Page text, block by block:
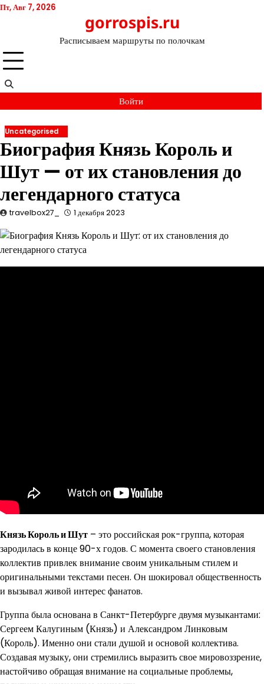
Перейти
Пт, Авг 7, 2026
gorrospis.ru
Расписываем маршруты по полочкам
Войти
Uncategorised
Биография Князь Король и
Шут — от их становления до
легендарного статуса
travelbox27_ 1 декабря 2023
Князь Король и Шут – это российская рок-группа, которая
зародилась в конце 90-х годов. С момента своего становления
коллектив привлек внимание своим уникальным стилем и
оригинальными текстами песен. Он шокировал общественность
и вызывал живой интерес фанатов.
Группа была основана в Санкт-Петербурге двумя музыкантами:
Сергеем Калугиным (Князь) и Александром Линковым
(Король). Именно они стали душой и основой коллектива.
Создавая музыку, они стремились выразить свое мировоззрение,
настойчиво обращая внимание на социальные проблемы,